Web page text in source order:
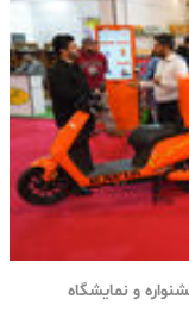
و نمایشگاه